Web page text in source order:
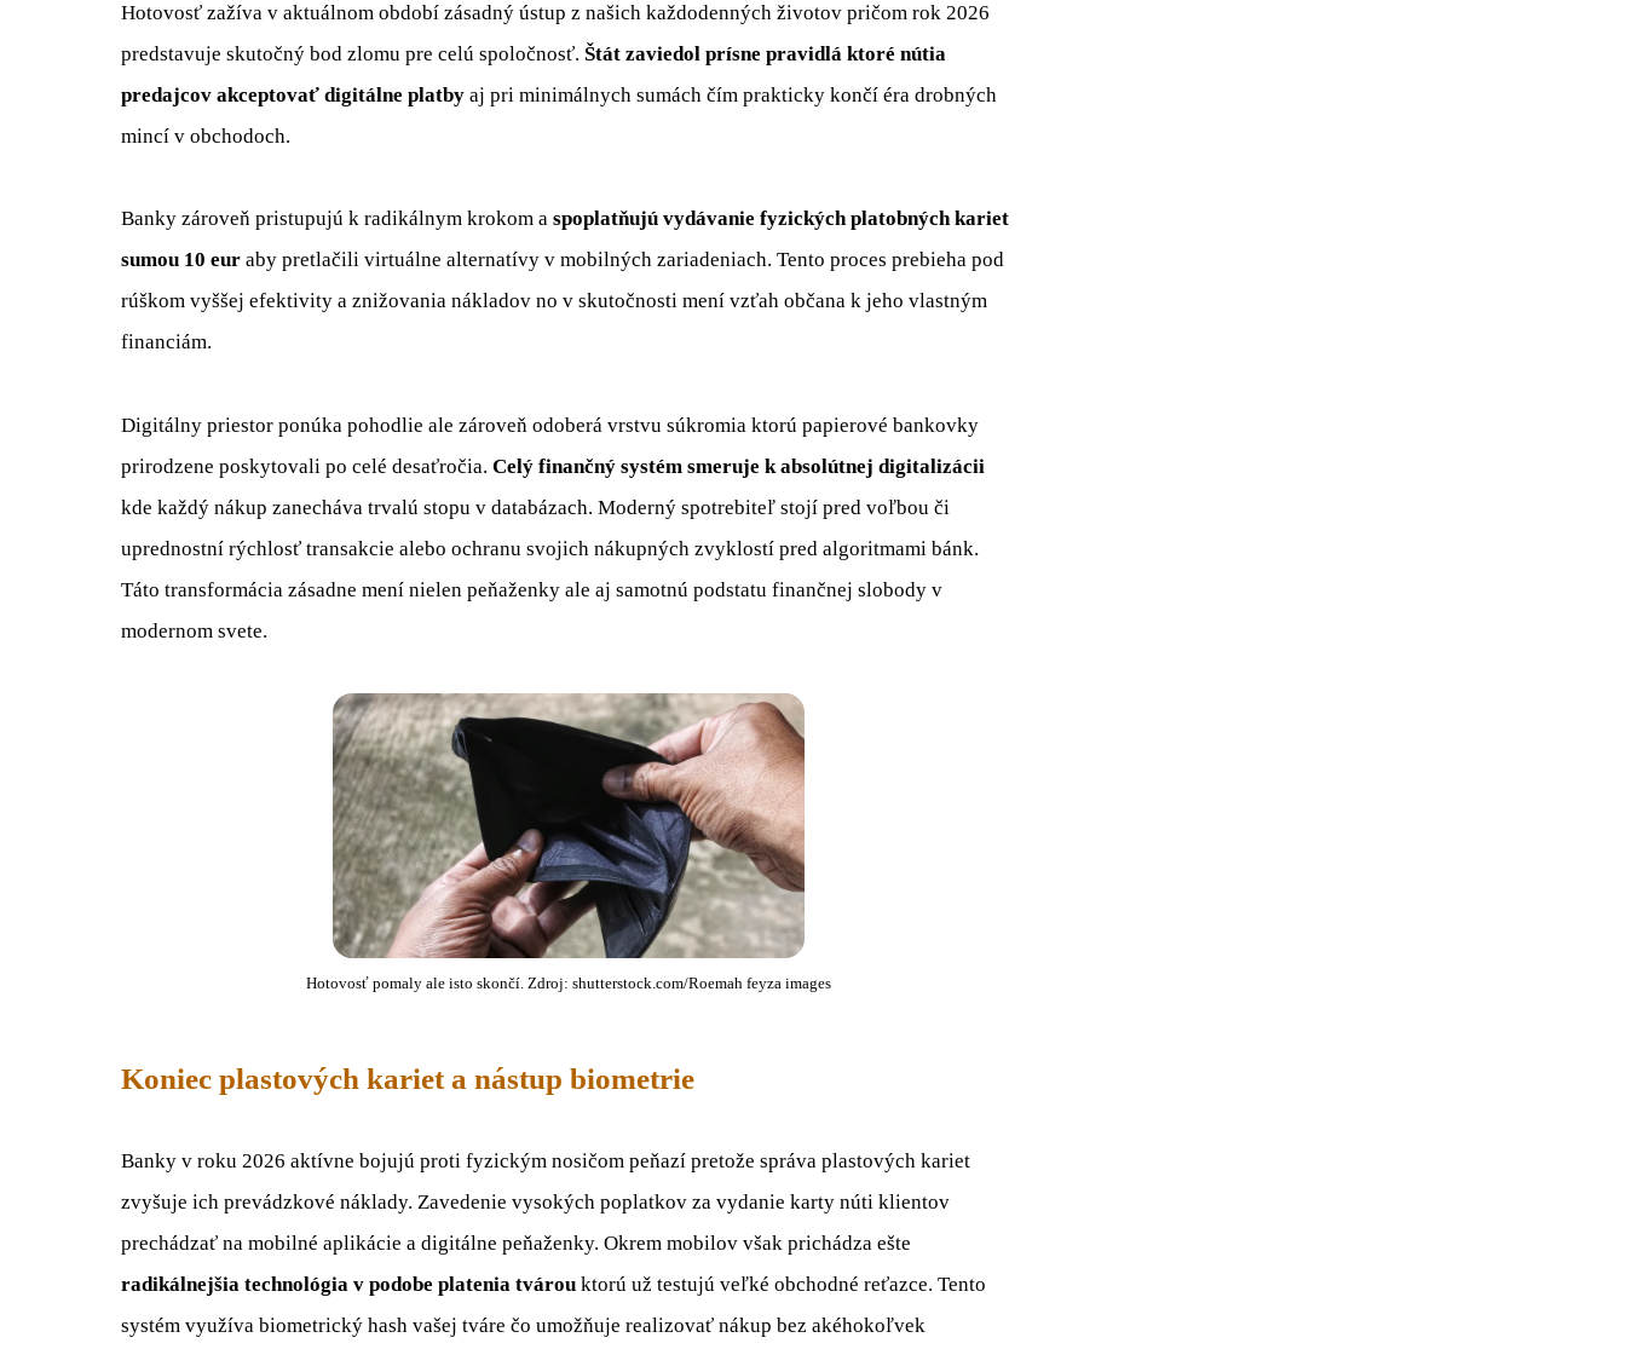
Hotovosť zažíva v aktuálnom období zásadný ústup z našich každodenných životov pričom rok 2026
predstavuje skutočný bod zlomu pre celú spoločnosť. Štát zaviedol prísne pravidlá ktoré nútia
predajcov akceptovať digitálne platby aj pri minimálnych sumách čím prakticky končí éra drobných
mincí v obchodoch.
Banky zároveň pristupujú k radikálnym krokom a spoplatňujú vydávanie fyzických platobných kariet
sumou 10 eur aby pretlačili virtuálne alternatívy v mobilných zariadeniach. Tento proces prebieha pod
rúškom vyššej efektivity a znižovania nákladov no v skutočnosti mení vzťah občana k jeho vlastným
financiám.
Digitálny priestor ponúka pohodlie ale zároveň odoberá vrstvu súkromia ktorú papierové bankovky
prirodzene poskytovali po celé desaťročia. Celý finančný systém smeruje k absolútnej digitalizácii
kde každý nákup zanecháva trvalú stopu v databázach. Moderný spotrebiteľ stojí pred voľbou či
uprednostní rýchlosť transakcie alebo ochranu svojich nákupných zvyklostí pred algoritmami bánk.
Táto transformácia zásadne mení nielen peňaženky ale aj samotnú podstatu finančnej slobody v
modernom svete.
Hotovosť pomaly ale isto skončí. Zdroj: shutterstock.com/Roemah feyza images
Koniec plastových kariet a nástup biometrie
Banky v roku 2026 aktívne bojujú proti fyzickým nosičom peňazí pretože správa plastových kariet
zvyšuje ich prevádzkové náklady. Zavedenie vysokých poplatkov za vydanie karty núti klientov
prechádzať na mobilné aplikácie a digitálne peňaženky. Okrem mobilov však prichádza ešte
radikálnejšia technológia v podobe platenia tvárou ktorú už testujú veľké obchodné reťazce. Tento
systém využíva biometrický hash vašej tváre čo umožňuje realizovať nákup bez akéhokoľvek